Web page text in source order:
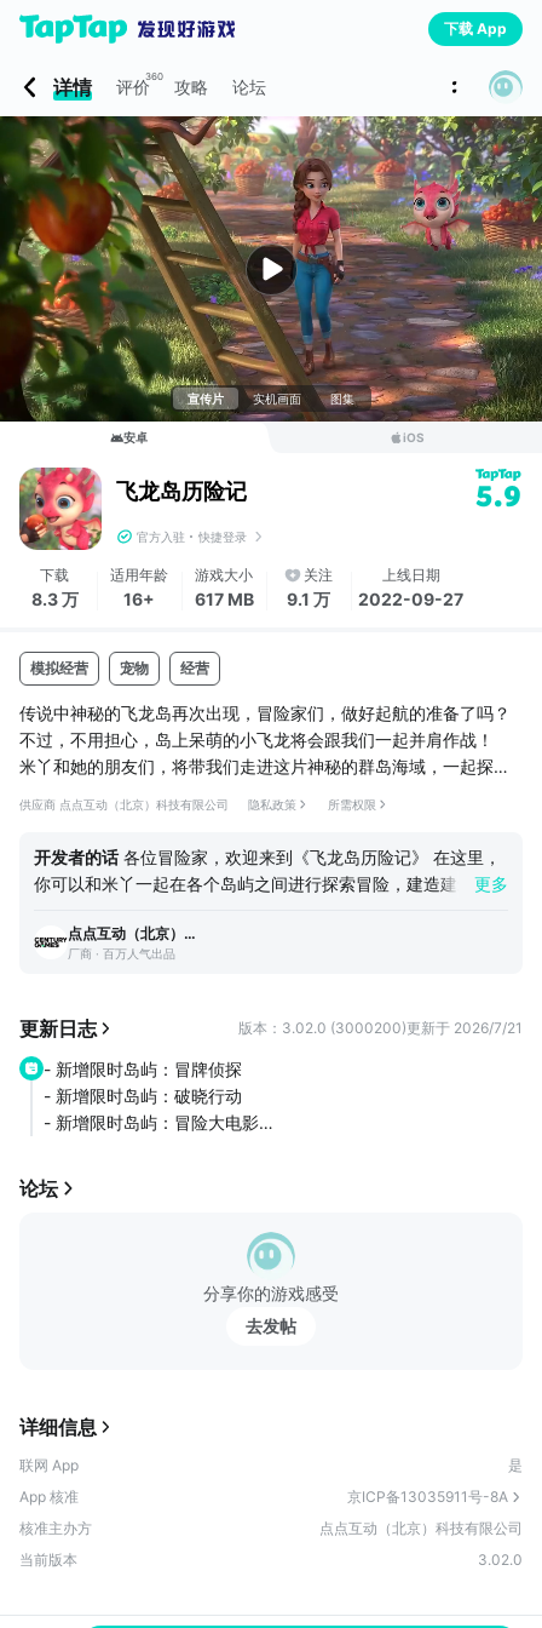
下载 App
详情 评价360 攻略 论坛
宣传片 实机画面 图集
安卓 iOS
飞龙岛历险记 5.9
官方入驻 快捷登录
下载
8.3 万
适用年龄
16+
游戏大小
617 MB
关注
9.1 万
上线日期
2022-09-27
模拟经营 宠物 经营
传说中神秘的飞龙岛再次出现，冒险家们，做好起航的准备了吗？
不过，不用担心，岛上呆萌的小飞龙将会跟我们一起并肩作战！
米丫和她的朋友们，将带我们走进这片神秘的群岛海域，一起探索
龙呢？大家一起前行，去探个究竟吧！
【探索岛屿】
上百座形形色色的神秘岛屿等待我们去探寻，传说中的飞龙宝藏，
会出现在哪座岛屿呢？拨开迷雾，开垦荒地，建造乐园，实现梦里
【孵化飞龙】
发现飞...
供应商 点点互动（北京）科技有限公司 隐私政策 所需权限
开发者的话 各位冒险家，欢迎来到《飞龙岛历险记》 在这里，
你可以和米丫一起在各个岛屿之间进行探索冒险，建造建筑，完
做好准备。 在岛屿中，你还可以遇到种类繁多的神龙，并与它
们成为好伙伴，帮助你和米娅在龙乐园中进行冒险。 希望这款
异的岛屿中冒险的惊险刺激。 在现阶段的版本中，还有很多的
内容需要完善和补充，请各位冒险家多多包容。在体验游戏中点
点滴滴快乐的同时，也希望各位能多提提建议，帮助我们改正与
进步。
更多
点点互动（北京）科技有限公司
厂商 · 百万人气出品
更新日志 版本：3.02.0 (3000200)更新于 2026/7/21
- 新增限时岛屿：冒牌侦探
- 新增限时岛屿：破晓行动
- 新增限时岛屿：冒险大电影
- 周年庆活动
论坛
分享你的游戏感受
去发帖
详细信息
联网 App
是
App 核准
京ICP备13035911号-8A
核准主办方
点点互动（北京）科技有限公司
当前版本
3.02.0